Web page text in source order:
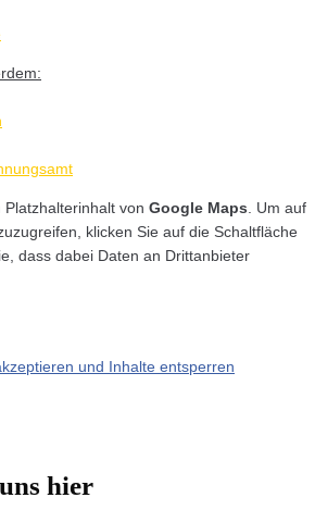
von Google Maps . Um auf
klicken Sie auf die Schaltfläche
dass dabei Daten an Drittanbieter
und Inhalte entsperren
hier